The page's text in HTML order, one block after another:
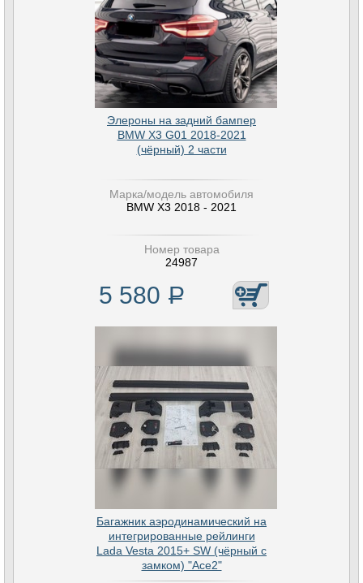
Элероны на задний бампер
BMW X3 G01 2018-2021
(чёрный) 2 части
Марка/модель автомобиля
BMW X3 2018 - 2021
Номер товара
24987
5 580 Р
Багажник аэродинамический на
интегрированные рейлинги
Lada Vesta 2015+ SW (чёрный с
замком) "Ace2"